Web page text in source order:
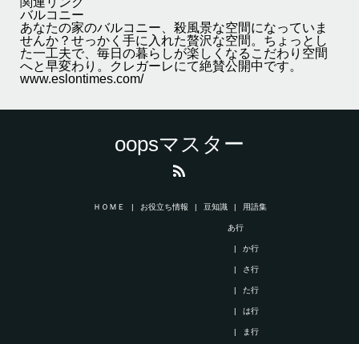
バルコニー
あなたの家のバルコニー、殺風景な空間になっていま
せんか？せっかく手に入れた贅沢な空間。ちょっとし
た一工夫で、毎日の暮らしが楽しくなるこだわり空間
へと早変わり。クレガーレにて絶賛公開中です。
www.eslontimes.com/
oopsマスター
ＨＯＭＥ お役立ち情報 豆知識 用語集
あ行
か行
さ行
た行
は行
ま行